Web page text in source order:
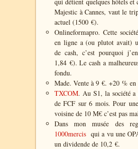
Majestic à Cannes, vaut le
actuel (1500 €).
Onlineformapro. Cette
en ligne a (ou plutot avait)
de cash, c’est pourquoi
1,84 €). Le cash a
fondu.
Made. Vente à 9 €. +20 % en
TXCOM. Au S1, la société
de FCF sur 6 mois. Pour
voisine de 10 M€ c’est pas
Dans mon musée des
1000mercis qui a vu une
un dividende de 10,2 €.